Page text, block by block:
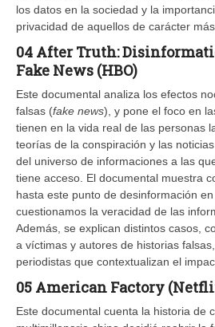
los datos en la sociedad y la
privacidad de aquellos de carácter
04 After Truth:
Fake News (HBO)
Este documental analiza los efectos
falsas (fake news), y pone el foco en
tienen en la vida real de las personas
teorías de la conspiración y las
del universo de informaciones a las
tiene acceso. El documental muestra
hasta este punto de desinformación
cuestionamos la veracidad de las
Además, se explican distintos casos,
a víctimas y autores de historias
periodistas que contextualizan el
05 American Factory
Este documental cuenta la historia de